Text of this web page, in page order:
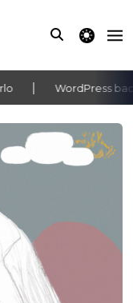
theme
WordPress
›